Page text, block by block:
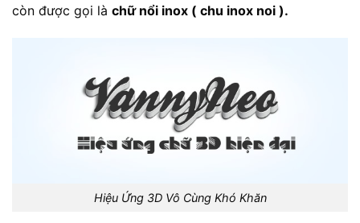
còn được gọi là chữ nổi inox ( chu inox noi ).
Hiệu Ứng 3D Vô Cùng Khó Khăn